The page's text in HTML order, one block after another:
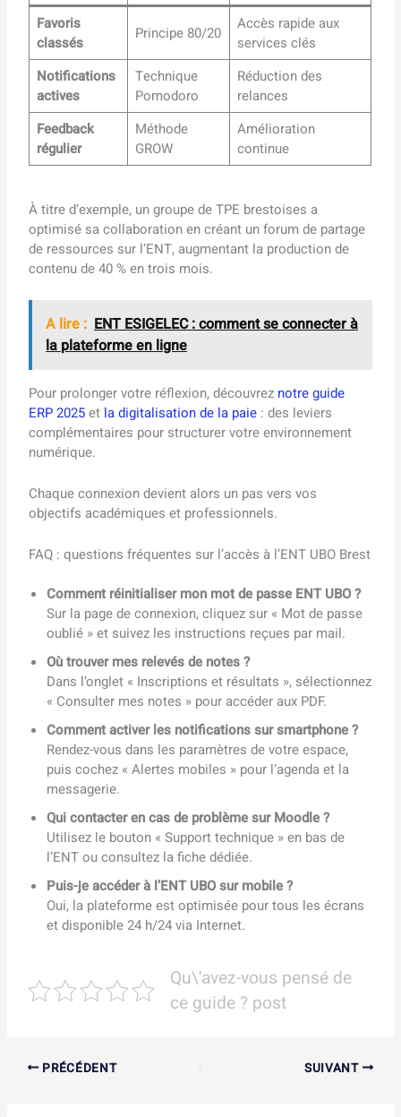
Favoris
classés
Principe 80/20
Accès rapide aux
services clés
Notifications
actives
Technique
Pomodoro
Réduction des
relances
Feedback
régulier
Méthode
GROW
Amélioration
continue
À titre d’exemple, un groupe de TPE brestoises a
optimisé sa collaboration en créant un forum de partage
de ressources sur l’ENT, augmentant la production de
contenu de 40 % en trois mois.
A lire : ENT ESIGELEC : comment se connecter à
la plateforme en ligne
Pour prolonger votre réflexion, découvrez notre guide
ERP 2025et la digitalisation de la paie : des leviers
complémentaires pour structurer votre environnement
numérique.
Chaque connexion devient alors un pas vers vos
objectifs académiques et professionnels.
FAQ : questions fréquentes sur l’accès à l’ENT UBO Brest
Comment réinitialiser mon mot de passe ENT UBO ?
Sur la page de connexion, cliquez sur « Mot de passe
oublié » et suivez les instructions reçues par mail.
Où trouver mes relevés de notes ?
Dans l’onglet « Inscriptions et résultats », sélectionnez
« Consulter mes notes » pour accéder aux PDF.
Comment activer les notifications sur smartphone ?
Rendez-vous dans les paramètres de votre espace,
puis cochez « Alertes mobiles » pour l’agenda et la
messagerie.
Qui contacter en cas de problème sur Moodle ?
Utilisez le bouton « Support technique » en bas de
l’ENT ou consultez la fiche dédiée.
Puis-je accéder à l’ENT UBO sur mobile ?
Oui, la plateforme est optimisée pour tous les écrans
et disponible 24 h/24 via Internet.
Qu\'avez-vous pensé de
ce guide ? post
PRÉCÉDENT SUIVANT